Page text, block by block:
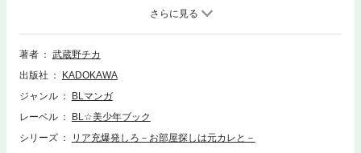
にいた。淳弘との関係が家族にバレて反対され、連絡も取らせてもらえな
いまま淳弘は外国に留学してしまったのだった。すると、社長になった淳
弘が来店。いきなりハグされると、引っ越し先を探しているらしく、司が
担当することになる。「ずっと逢いたかった」と言う淳弘に、「もしかし
な秘書の姿が。遠慮なくいちゃいちゃする姿にキレそうになる司は、仕事
だからと我慢するものの……？
著者
武蔵野チカ
出版社
KADOKAWA
ジャンル
BLマンガ
レーベル
BL☆美少年ブック
シリーズ
リア充爆発しろ－お部屋探しは元カレと－